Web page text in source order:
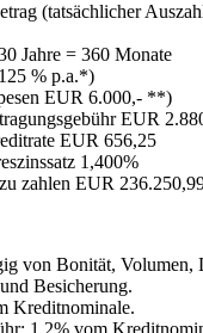
(tatsächlicher
Jahre = 360 Monate
% p.a.*)
EUR 6.000,- **)
EUR
EUR 656,25
1,400%
zahlen EUR
von Bonität, Volumen,
Besicherung.
Kreditnominale.